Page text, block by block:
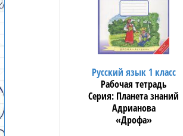
Русский язык 1 класс
Рабочая тетрадь
Планета знаний
Адрианова
«Дрофа»